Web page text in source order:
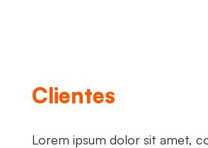
Clientes
Lorem ipsum dolor sit amet,